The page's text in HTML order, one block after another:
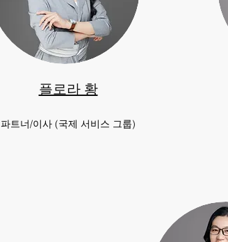
플로라 황
파트너/이사 (국제 서비스 그룹)